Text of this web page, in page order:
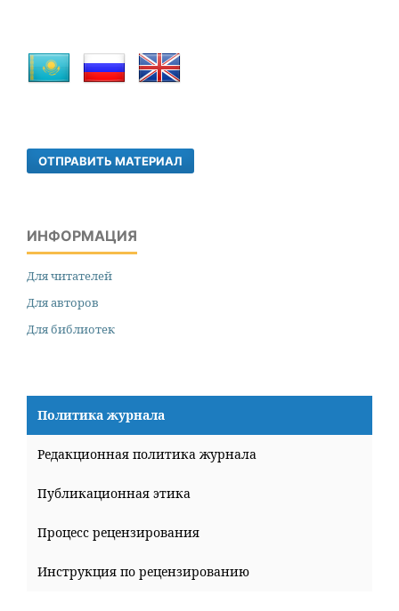
ОТПРАВИТЬ МАТЕРИАЛ
ИНФОРМАЦИЯ
Для читателей
Для авторов
Для библиотек
Политика журнала
Редакционная политика журнала
Публикационная этика
Процесс рецензирования
Инструкция по рецензированию